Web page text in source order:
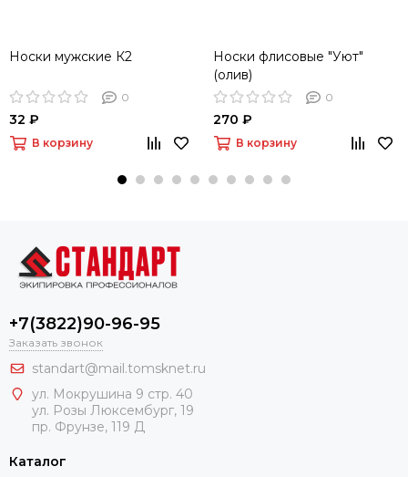
Носки мужские К2
0
32 ₽
В корзину
Носки флисовые "Уют"
(олив)
0
270 ₽
В корзину
+7(3822)90-96-95
Заказать звонок
standart@mail.tomsknet.ru
ул. Мокрушина 9 стр. 40
ул. Розы Люксембург, 19
пр. Фрунзе, 119 Д
Каталог